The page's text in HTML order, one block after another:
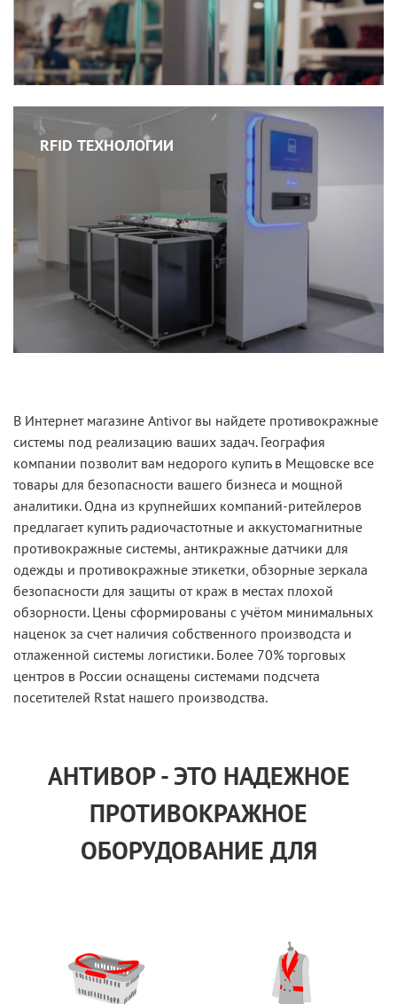
RFID ТЕХНОЛОГИИ
В Интернет магазине Antivor вы найдете противокражные
системы под реализацию ваших задач. География
компании позволит вам недорого купить в Мещовске все
товары для безопасности вашего бизнеса и мощной
аналитики. Одна из крупнейших компаний-ритейлеров
предлагает купить радиочастотные и аккустомагнитные
противокражные системы, антикражные датчики для
одежды и противокражные этикетки, обзорные зеркала
безопасности для защиты от краж в местах плохой
обзорности. Цены сформированы с учётом минимальных
наценок за счет наличия собственного производста и
отлаженной системы логистики. Более 70% торговых
центров в России оснащены системами подсчета
посетителей Rstat нашего производства.
АНТИВОР - ЭТО НАДЕЖНОЕ
ПРОТИВОКРАЖНОЕ
ОБОРУДОВАНИЕ ДЛЯ